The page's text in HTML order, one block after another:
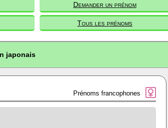
Demander un prénom
Tous les prénoms
japonais
Prénoms francophones